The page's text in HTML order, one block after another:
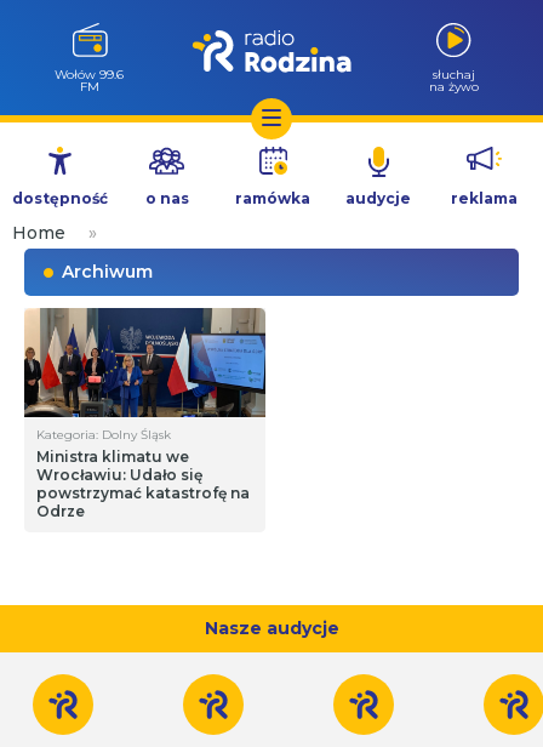
Przejdź
treści
Wołów 99.6
FM
słuchaj
na żywo
dostępność o nas ramówka audycje reklama
Home
»
Archiwum
Kategoria: Dolny Śląsk
Ministra klimatu we
Wrocławiu: Udało się
powstrzymać katastrofę na
Odrze
Nasze audycje